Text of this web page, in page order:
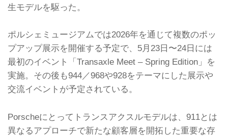
生モデルを駆った。
ポルシェミュージアムでは2026年を通じて複数のポッ
プアップ展示を開催する予定で、5月23日〜24日には
最初のイベント「Transaxle Meet – Spring Edition」を
実施。その後も944／968や928をテーマにした展示や
交流イベントが予定されている。
Porscheにとってトランスアクスルモデルは、911とは
異なるアプローチで新たな顧客層を開拓した重要な存